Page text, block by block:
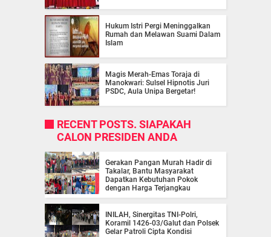
Hukum Istri Pergi Meninggalkan
Rumah dan Melawan Suami Dalam
Islam
Magis Merah-Emas Toraja di
Manokwari: Sulsel Hipnotis Juri
PSDC, Aula Unipa Bergetar!
RECENT POSTS. SIAPAKAH
CALON PRESIDEN ANDA
Gerakan Pangan Murah Hadir di
Takalar, Bantu Masyarakat
Dapatkan Kebutuhan Pokok
dengan Harga Terjangkau
INILAH, Sinergitas TNI-Polri,
Koramil 1426-03/Galut dan Polsek
Gelar Patroli Cipta Kondisi